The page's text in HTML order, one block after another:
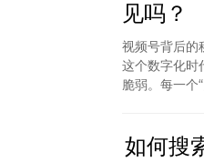
见吗？
视频号背后的
这个数字化时
脆弱。每一个
如何搜